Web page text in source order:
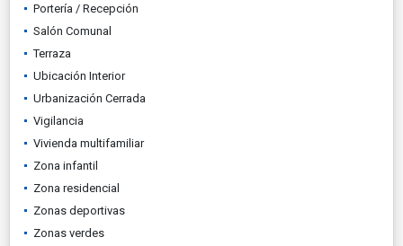
Portería / Recepción
Salón Comunal
Terraza
Ubicación Interior
Urbanización Cerrada
Vigilancia
Vivienda multifamiliar
Zona infantil
Zona residencial
Zonas deportivas
Zonas verdes